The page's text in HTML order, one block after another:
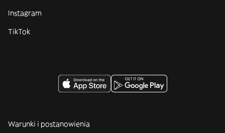
Instagram
TikTok
Warunki i postanowienia